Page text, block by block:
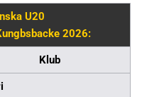
U20
2026:
Klub